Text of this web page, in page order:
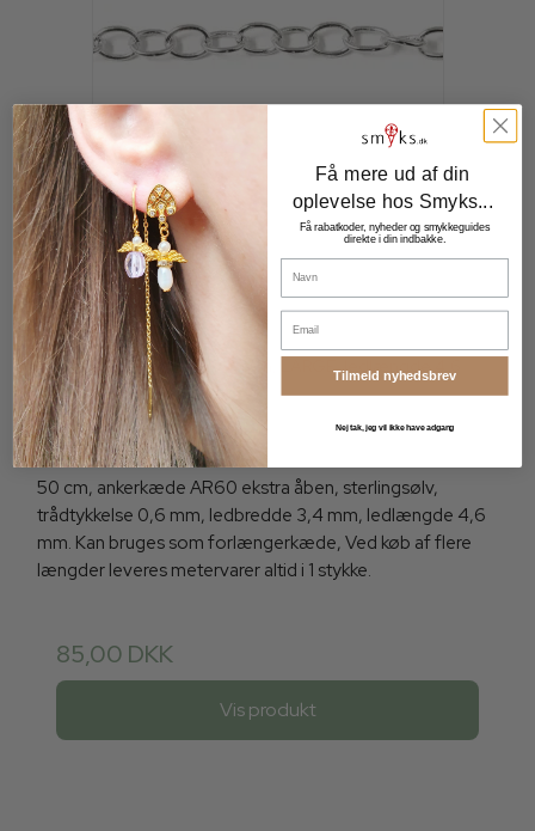
Ankerkæde, sølv, tråd 0,6 mm, LARGE, ledlængde 4,6
mm, bredde 3,4 mm, 50 cm
3569Bss-LARGE-AR60
50 cm, ankerkæde AR60 ekstra åben, sterlingsølv,
trådtykkelse 0,6 mm, ledbredde 3,4 mm, ledlængde 4,6
mm. Kan bruges som forlængerkæde, Ved køb af flere
længder leveres metervarer altid i 1 stykke.
85,00 DKK
Vis produkt
Få mere ud af din
oplevelse hos Smyks...
Få rabatkoder, nyheder og smykkeguides
direkte i din indbakke.
Navn
Email
Tilmeld nyhedsbrev
Nej tak, jeg vil ikke have adgang